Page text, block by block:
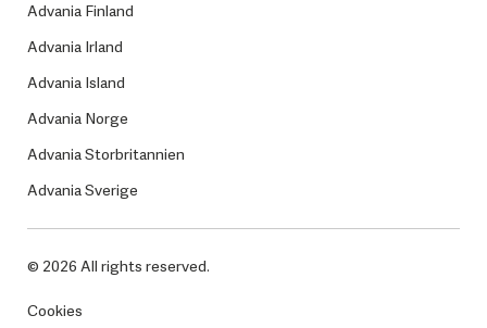
Advania Finland
Advania Irland
Advania Island
Advania Norge
Advania Storbritannien
Advania Sverige
© 2026 All rights reserved.
Cookies